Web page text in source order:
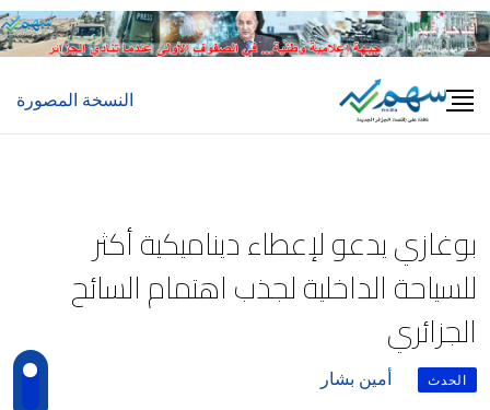
Skip
to
النسخة المصورة
بوغازي يدعو لإعطاء ديناميكية أكثر
للسياحة الداخلية لجذب اهتمام السائح
الجزائري
الحدث
أمين بشار